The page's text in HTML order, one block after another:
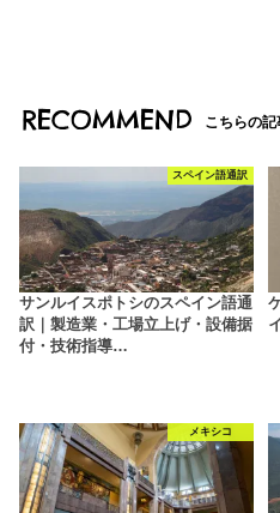
RECOMMEND こちらの記
スペイン語通訳
サンルイスポトシのスペイン語通
訳｜製造業・工場立上げ・設備据
付・技術指導…
メキシコ